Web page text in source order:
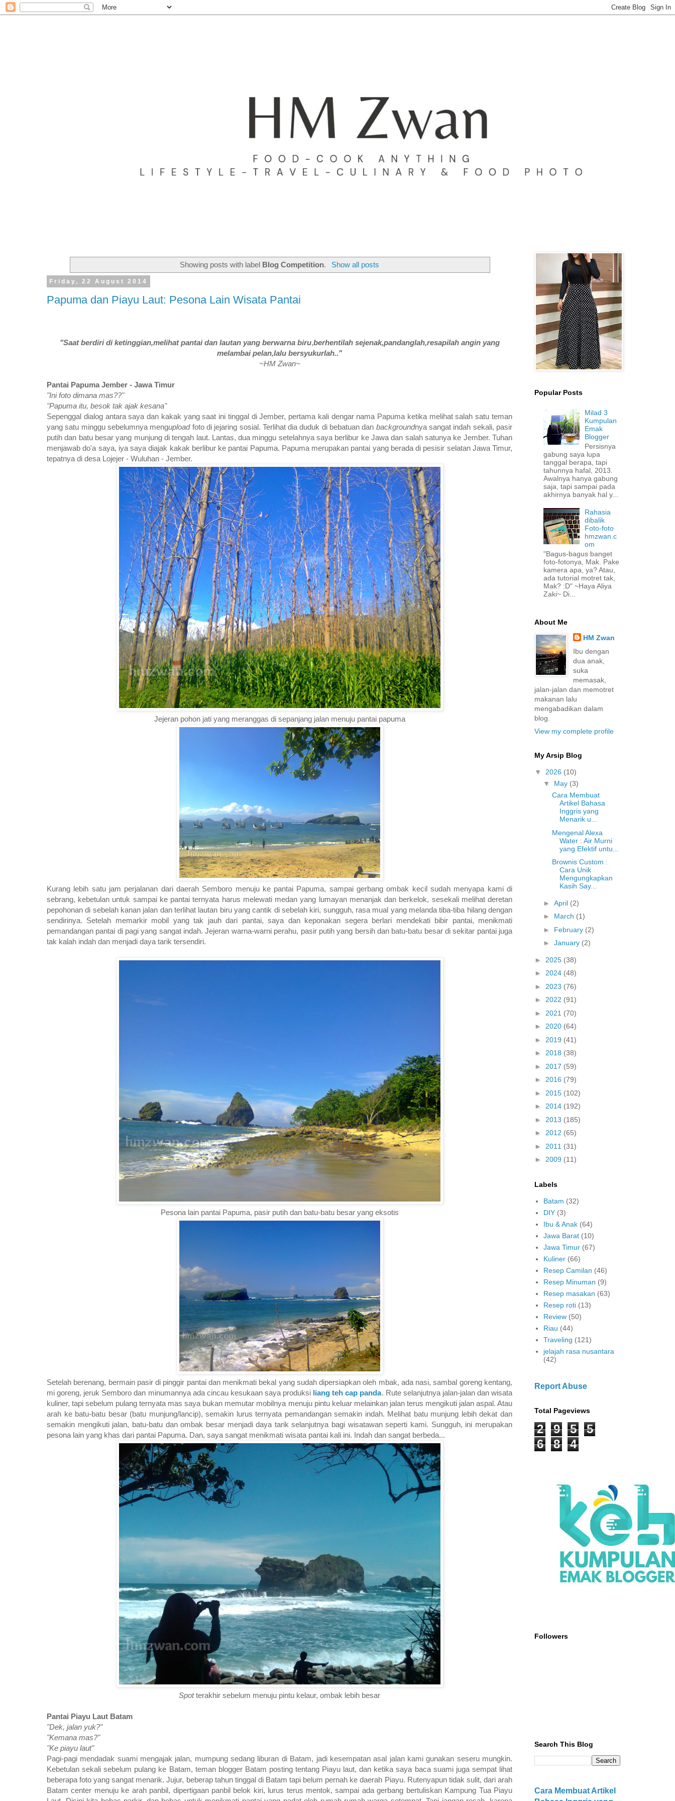
Showing posts with label Blog Competition. Show all posts
Friday, 22 August 2014
Papuma dan Piayu Laut: Pesona Lain Wisata Pantai
"Saat berdiri di ketinggian,melihat pantai dan lautan yang berwarna biru,berhentilah sejenak,pandanglah,resapilah angin yang
melambai pelan,lalu bersyukurlah.."
~HM Zwan~
Pantai Papuma Jember - Jawa Timur
"Ini foto dimana mas??"
"Papuma itu, besok tak ajak kesana"
Sepenggal dialog antara saya dan kakak yang saat ini tinggal di Jember, pertama kali dengar nama Papuma ketika melihat salah satu teman
yang satu minggu sebelumnya menguploadfoto di jejaring sosial. Terlihat dia duduk di bebatuan dan backgroundnya sangat indah sekali, pasir
putih dan batu besar yang munjung di tengah laut. Lantas, dua minggu setelahnya saya berlibur ke Jawa dan salah satunya ke Jember. Tuhan
menjawab do'a saya, iya saya diajak kakak berlibur ke pantai Papuma. Papuma merupakan pantai yang berada di pesisir selatan Jawa Timur,
tepatnya di desa Lojejer - Wuluhan - Jember.
Jejeran pohon jati yang meranggas di sepanjang jalan menuju pantai papuma
Kurang lebih satu jam perjalanan dari daerah Semboro menuju ke pantai Papuma, sampai gerbang ombak kecil sudah menyapa kami di
sebrang, kebetulan untuk sampai ke pantai ternyata harus melewati medan yang lumayan menanjak dan berkelok, sesekali melihat deretan
pepohonan di sebelah kanan jalan dan terlihat lautan biru yang cantik di sebelah kiri, sungguh, rasa mual yang melanda tiba-tiba hilang dengan
sendirinya. Setelah memarkir mobil yang tak jauh dari pantai, saya dan keponakan segera berlari mendekati bibir pantai, menikmati
pemandangan pantai di pagi yang sangat indah. Jejeran warna-warni perahu, pasir putih yang bersih dan batu-batu besar di sekitar pantai juga
tak kalah indah dan menjadi daya tarik tersendiri.
Pesona lain pantai Papuma, pasir putih dan batu-batu besar yang eksotis
Setelah berenang, bermain pasir di pinggir pantai dan menikmati bekal yang sudah dipersiapkan oleh mbak, ada nasi, sambal goreng kentang,
mi goreng, jeruk Semboro dan minumannya ada cincau kesukaan saya produksi liang teh cap panda. Rute selanjutnya jalan-jalan dan wisata
kuliner, tapi sebelum pulang ternyata mas saya bukan memutar mobilnya menuju pintu keluar melainkan jalan terus mengikuti jalan aspal. Atau
arah ke batu-batu besar (batu munjung/lancip), semakin lurus ternyata pemandangan semakin indah. Melihat batu munjung lebih dekat dan
semakin mengikuti jalan, batu-batu dan ombak besar menjadi daya tarik selanjutnya bagi wisatawan seperti kami. Sungguh, ini merupakan
pesona lain yang khas dari pantai Papuma. Dan, saya sangat menikmati wisata pantai kali ini. Indah dan sangat berbeda...
Spotterakhir sebelum menuju pintu kelaur, ombak lebih besar
Pantai Piayu Laut Batam
"Dek, jalan yuk?"
"Kemana mas?"
"Ke piayu laut"
Pagi-pagi mendadak suami mengajak jalan, mumpung sedang liburan di Batam, jadi kesempatan asal jalan kami gunakan seseru mungkin.
Kebetulan sekali sebelum pulang ke Batam, teman blogger Batam posting tentang Piayu laut, dan ketika saya baca suami juga sempat lihat
beberapa foto yang sangat menarik. Jujur, beberap tahun tinggal di Batam tapi belum pernah ke daerah Piayu. Rutenyapun tidak sulit, dari arah
Batam center menuju ke arah panbil, dipertigaan panbil belok kiri, lurus terus mentok, sampai ada gerbang bertuliskan Kampung Tua Piayu
Popular Posts
Milad 3
Kumpulan
Emak
Blogger
Persisnya
gabung saya lupa
tanggal berapa, tapi
tahunnya hafal, 2013.
Awalnya hanya gabung
saja, tapi sampai pada
akhirnya banyak hal y...
Rahasia
dibalik
Foto-foto
hmzwan.c
om
"Bagus-bagus banget
foto-fotonya, Mak. Pake
kamera apa, ya? Atau,
ada tutorial motret tak,
Mak? :D" ~Haya Aliya
Zaki~ Di...
About Me
HM Zwan
Ibu dengan
dua anak,
suka
memasak,
jalan-jalan dan memotret
makanan lalu
mengabadikan dalam
blog.
View my complete profile
My Arsip Blog
▼ 2026 (10)
▼ May (3)
Cara Membuat
Artikel Bahasa
Inggris yang
Menarik u...
Mengenal Alexa
Water : Air Murni
yang Efektif untu...
Brownis Custom :
Cara Unik
Mengungkapkan
Kasih Say...
► April (2)
► March (1)
► February (2)
► January (2)
► 2025 (38)
► 2024 (48)
► 2023 (76)
► 2022 (91)
► 2021 (70)
► 2020 (64)
► 2019 (41)
► 2018 (38)
► 2017 (59)
► 2016 (79)
► 2015 (102)
► 2014 (192)
► 2013 (185)
► 2012 (65)
► 2011 (31)
► 2009 (11)
Labels
Batam (32)
DIY (3)
Ibu & Anak (64)
Jawa Barat (10)
Jawa Timur (67)
Kuliner (66)
Resep Camilan (46)
Resep Minuman (9)
Resep masakan (63)
Resep roti (13)
Review (50)
Riau (44)
Traveling (121)
jelajah rasa nusantara
(42)
Report Abuse
Total Pageviews
2 9 5
5
6
8 4
Followers
Search This Blog
Cara Membuat Artikel